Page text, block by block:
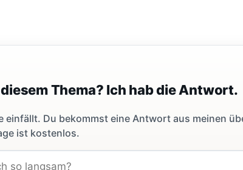
Thema? Ich hab die Antwort.
einfällt. Du bekommst eine Antwort aus meinen
ist kostenlos.